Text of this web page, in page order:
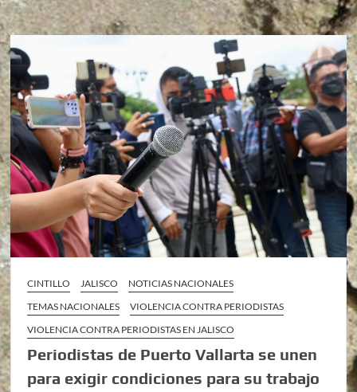
CINTILLO JALISCO
NOTICIAS NACIONALES
TEMAS NACIONALES
VIOLENCIA CONTRA PERIODISTAS
VIOLENCIA CONTRA PERIODISTAS EN JALISCO
Periodistas de Puerto Vallarta se unen
para exigir condiciones para su trabajo